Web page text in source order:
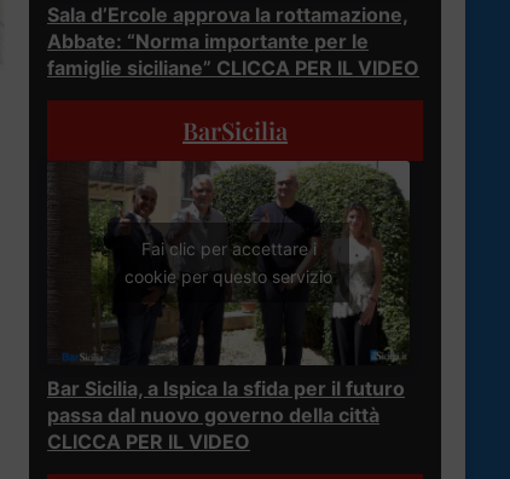
Sala d’Ercole approva la rottamazione,
Abbate: “Norma importante per le
famiglie siciliane” CLICCA PER IL VIDEO
BarSicilia
Fai clic per accettare i
cookie per questo servizio
Bar Sicilia, a Ispica la sfida per il futuro
passa dal nuovo governo della città
CLICCA PER IL VIDEO